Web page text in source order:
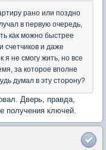
рано или поздно
в первую очередь,
как можно быстрее
счетчиков и даже
я не смогу жить, но все
за которое вполне
думал в эту сторону?
Дверь, правда,
получения ключей.